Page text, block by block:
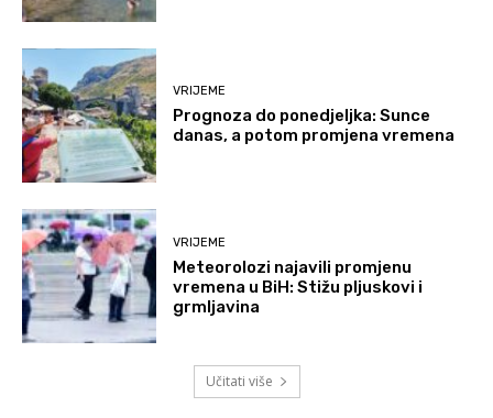
VRIJEME
Prognoza do ponedjeljka: Sunce
danas, a potom promjena vremena
VRIJEME
Meteorolozi najavili promjenu
vremena u BiH: Stižu pljuskovi i
grmljavina
Učitati više